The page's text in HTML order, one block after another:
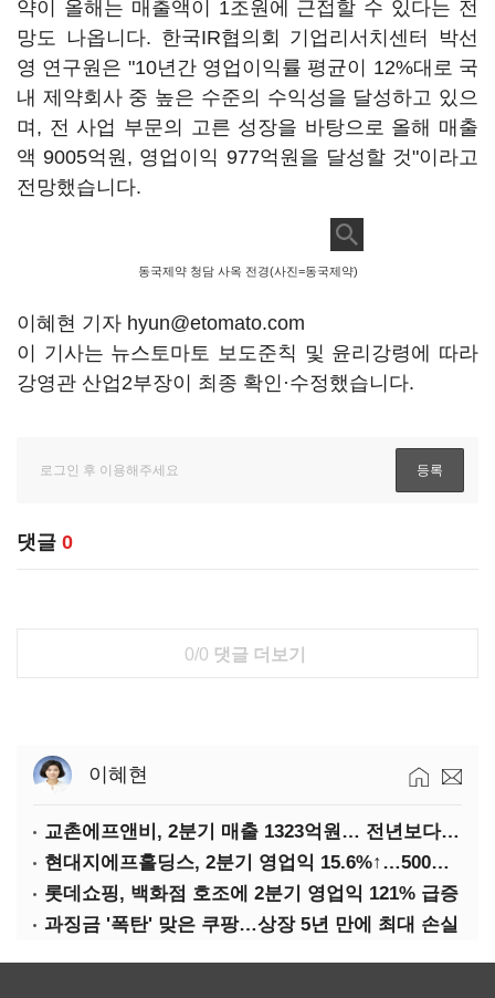
약이 올해는 매출액이 1조원에 근접할 수 있다는 전
망도 나옵니다. 한국IR협의회 기업리서치센터 박선
영 연구원은 "10년간 영업이익률 평균이 12%대로 국
내 제약회사 중 높은 수준의 수익성을 달성하고 있으
며, 전 사업 부문의 고른 성장을 바탕으로 올해 매출
액 9005억원, 영업이익 977억원을 달성할 것"이라고
전망했습니다.
동국제약 청담 사옥 전경(사진=동국제약)
이혜현 기자 hyun@etomato.com
이 기사는 뉴스토마토 보도준칙 및 윤리강령에 따라
강영관 산업2부장이 최종 확인·수정했습니다.
댓글 0
0/0 댓글 더보기
이혜현
교촌에프앤비, 2분기 매출 1323억원… 전년보다 4.9%↑
현대지에프홀딩스, 2분기 영업익 15.6%↑…500억 규모 자사주 매입
롯데쇼핑, 백화점 호조에 2분기 영업익 121% 급증
과징금 '폭탄' 맞은 쿠팡…상장 5년 만에 최대 손실